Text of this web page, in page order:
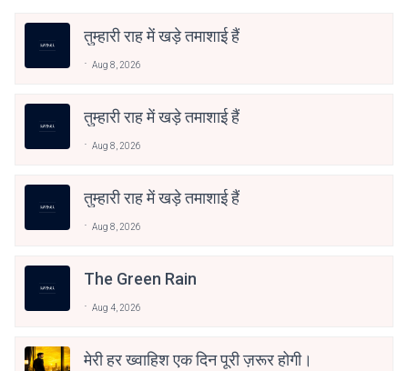
तुम्हारी राह में खड़े तमाशाई हैं
Aug 8, 2026
तुम्हारी राह में खड़े तमाशाई हैं
Aug 8, 2026
तुम्हारी राह में खड़े तमाशाई हैं
Aug 8, 2026
The Green Rain
Aug 4, 2026
मेरी हर ख्वाहिश एक दिन पूरी ज़रूर होगी।